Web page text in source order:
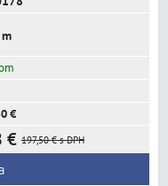
€
€ 197,50 € s DPH